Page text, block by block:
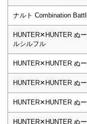
ナルト Combination
HUNTER✕HUNTER ぬ
ルシルフル
HUNTER✕HUNTER ぬ
HUNTER✕HUNTER ぬ
HUNTER✕HUNTER ぬ
HUNTER✕HUNTER ぬ